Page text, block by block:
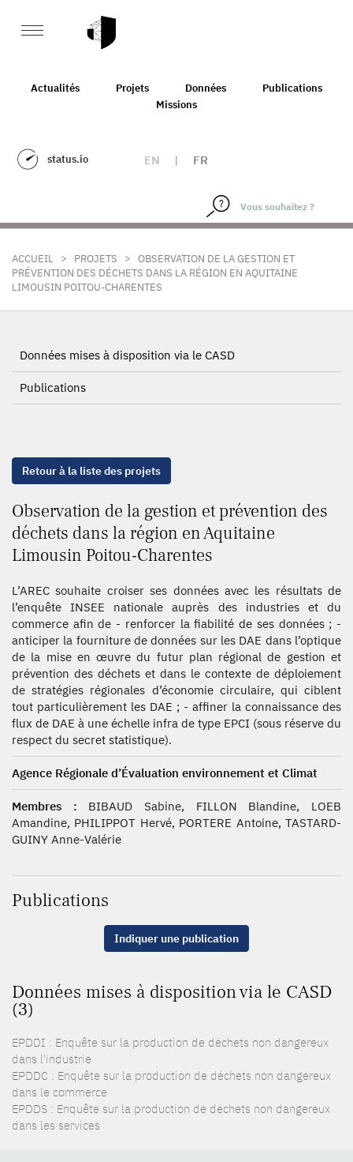
Actualités Projets Données
Publications
Missions
status.io EN | FR
ACCUEIL > PROJETS > OBSERVATION DE LA GESTION ET
PRÉVENTION DES DÉCHETS DANS LA RÉGION EN AQUITAINE
LIMOUSIN POITOU-CHARENTES
Données mises à disposition via le CASD
Publications
Retour à la liste des projets
Observation de la gestion et prévention des
déchets dans la région en Aquitaine
Limousin Poitou-Charentes
L’AREC souhaite croiser ses données avec les résultats de
l’enquête INSEE nationale auprès des industries et du
commerce afin de - renforcer la fiabilité de ses données ; -
anticiper la fourniture de données sur les DAE dans l’optique
de la mise en œuvre du futur plan régional de gestion et
prévention des déchets et dans le contexte de déploiement
de stratégies régionales d’économie circulaire, qui ciblent
tout particulièrement les DAE ; - affiner la connaissance des
flux de DAE à une échelle infra de type EPCI (sous réserve du
respect du secret statistique).
Agence Régionale d’Évaluation environnement et Climat
Membres : BIBAUD Sabine, FILLON Blandine, LOEB
Amandine, PHILIPPOT Hervé, PORTERE Antoine, TASTARD-
GUINY Anne-Valérie
Publications
Indiquer une publication
Données mises à disposition via le CASD
(3)
EPDDI : Enquête sur la production de déchets non dangereux
dans l'industrie
EPDDC : Enquête sur la production de déchets non dangereux
dans le commerce
EPDDS : Enquête sur la production de déchets non dangereux
dans les services